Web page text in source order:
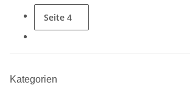
Seite 4
Kategorien